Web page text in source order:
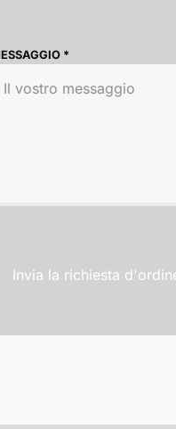
*
Invia la richiesta